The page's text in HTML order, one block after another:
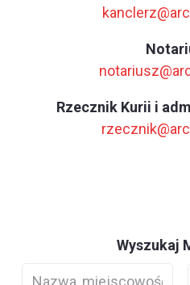
Rzecznik Kurii i
Wyszukaj